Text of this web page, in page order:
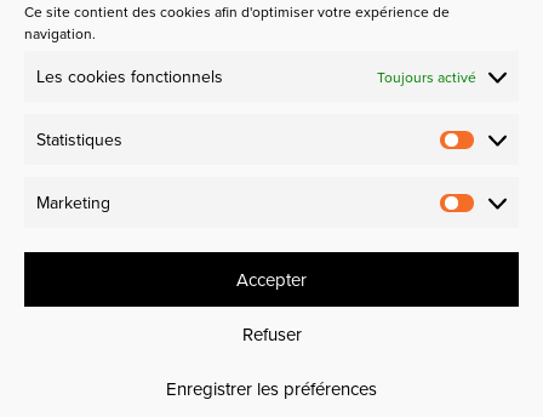
Ce site contient des cookies afin d'optimiser votre expérience de
navigation.
Les cookies fonctionnels Toujours activé
Statistiques
Marketing
Accepter
Refuser
Enregistrer les préférences